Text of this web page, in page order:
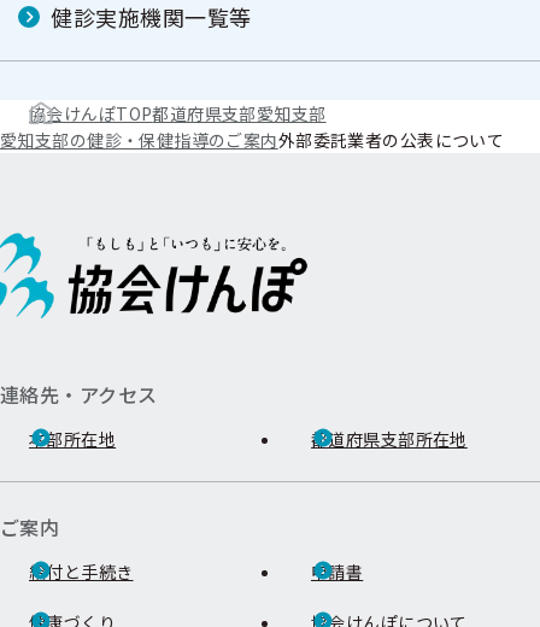
健診実施機関一覧等
協会けんぽTOP都道府県支部愛知支部
愛知支部の健診・保健指導のご案内外部委託業者の公表について
連絡先・アクセス
本部所在地 都道府県支部所在地
ご案内
給付と手続き 申請書
健康づくり 協会けんぽについて